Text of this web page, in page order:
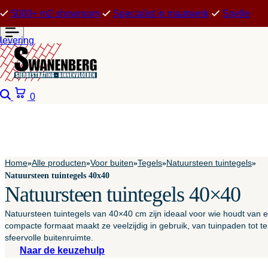
5000+ m2 showroom Specialist in maatwerk Snelle
levering
Zoeken
0
Home»Alle producten»Voor buiten»Tegels»Natuursteen tuintegels»
Natuursteen tuintegels 40x40
Natuursteen tuintegels 40×40
Natuursteen tuintegels van 40×40 cm zijn ideaal voor wie houdt van
compacte formaat maakt ze veelzijdig in gebruik, van tuinpaden tot
sfeervolle buitenruimte.
Naar de keuzehulp